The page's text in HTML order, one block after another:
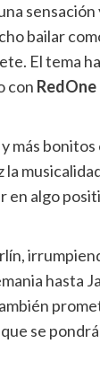
bailar
El tema
con RedOne
más
algo
hasta
que se